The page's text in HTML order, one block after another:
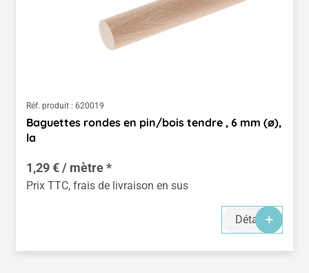
Réf. produit : 620019
Baguettes rondes en pin/bois tendre , 6 mm (ø),
la
1,29 € / mètre *
Prix TTC, frais de livraison en sus
Détails